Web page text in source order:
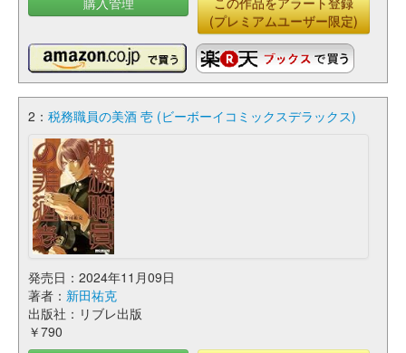
(プレミアムユーザー限定)
2： 税務職員の美酒 壱 (ビーボーイコミックスデラックス)
発売日：2024年11月09日
著者： 新田祐克
出版社：リブレ出版
￥790